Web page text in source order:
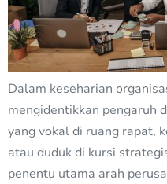
Dalam keseharian
mengidentikkan pengaruh
yang vokal di ruang rapat,
atau duduk di kursi
penentu utama arah